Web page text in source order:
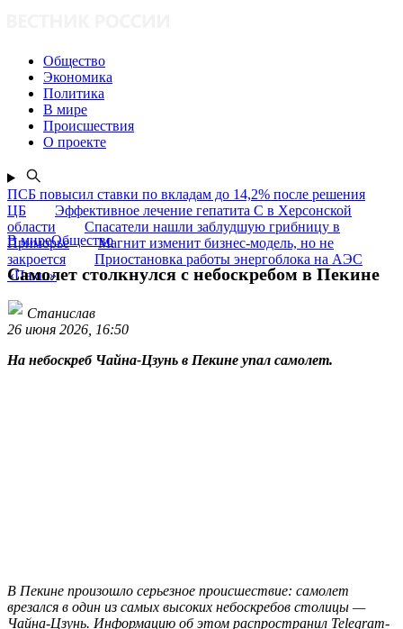
Общество
Экономика
Политика
В мире
Происшествия
О проекте
ПСБ повысил ставки по вкладам до 14,2% после решения
ЦБ
Эффективное лечение гепатита C в Херсонской
области
Спасатели нашли заблудшую грибницу в
Приморье
Магнит изменит бизнес-модель, но не
закроется
Приостановка работы энергоблока на АЭС
«Пакш»
В миреОбщество
Самолет столкнулся с небоскребом в Пекине
Станислав
26 июня 2026, 16:50
На небоскреб Чайна-Цзунь в Пекине упал самолет.
В Пекине произошло серьезное происшествие: самолет
врезался в один из самых высоких небоскребов столицы —
Чайна-Цзунь. Информацию об этом распространил Telegram-